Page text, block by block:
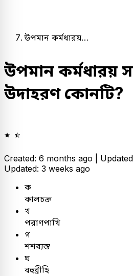
উপমান কর্মধারয়…
উপমান কর্মধারয়
উদাহরণ কোনটি?
Created: 6 months ago |
Updated: 3 weeks ago
ক
কালচক্র
খ
পরাণপাখি
গ
শশব্যস্ত
ঘ
বহুব্রীহি